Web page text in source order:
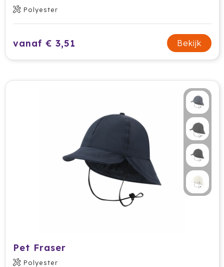
Polyester
vanaf € 3,51 Bekijk
Pet Fraser
Polyester